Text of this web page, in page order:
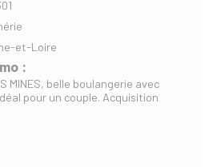
et-Loire
:
MINES, belle boulangerie avec
pour un couple. Acquisition